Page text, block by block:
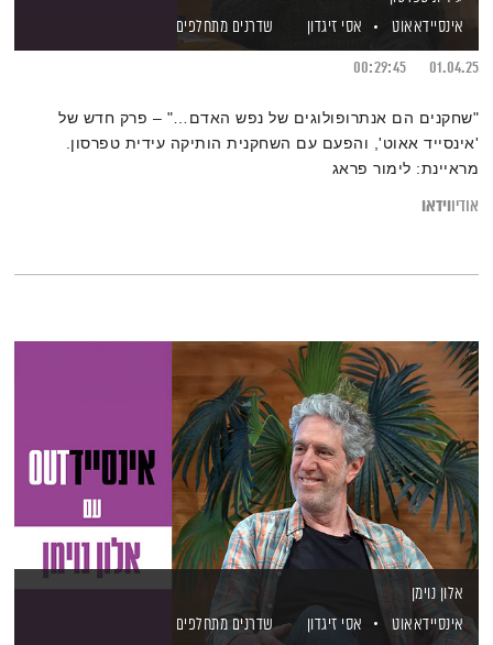
אינסיידאאוט
אסי זיגדון שדרנים מתחלפים
01.04.25
00:29:45
"שחקנים הם אנתרופולוגים של נפש האדם…" – פרק חדש של
'אינסייד אאוט', והפעם עם השחקנית הותיקה עידית טפרסון.
מראיינת: לימור פראג
אודיווידאו
אלון נוימן
אינסיידאאוט
אסי זיגדון שדרנים מתחלפים